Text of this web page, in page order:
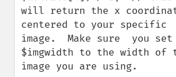
will return the x
centered to your specific
image.  Make sure  you set
$imgwidth to the width of
image you are using.